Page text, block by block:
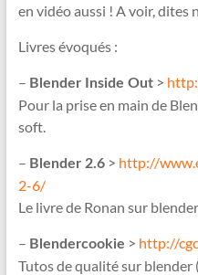
en vidéo aussi ! A voir, dites
Livres évoqués :
– Blender Inside Out>
Pour la prise en main de
soft.
– Blender 2.6> http://
2-6/
Le livre de Ronan sur
– Blendercookie > http://
Tutos de qualité sur blender